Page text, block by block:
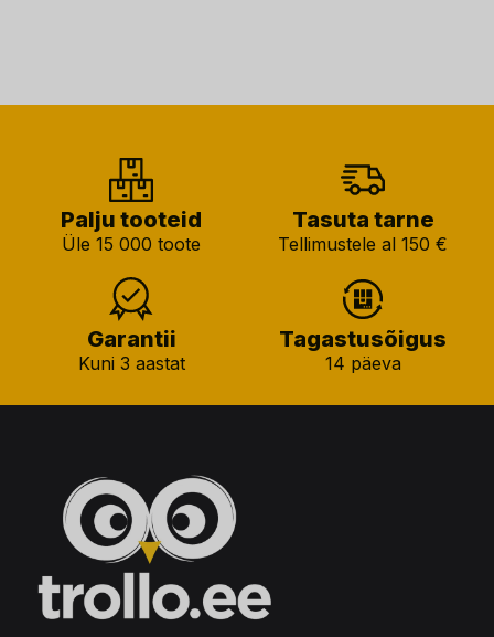
Palju tooteid
Üle 15 000 toote
Tasuta tarne
Tellimustele al 150 €
Garantii
Kuni 3 aastat
Tagastusõigus
14 päeva